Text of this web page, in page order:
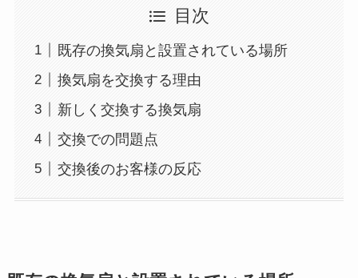
目次
既存の換気扇と設置されている場所
換気扇を交換する理由
新しく交換する換気扇
交換での問題点
交換後のお客様の反応